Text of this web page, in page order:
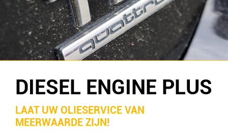
DIESEL ENGINE PLUS
LAAT UW OLIESERVICE VAN
MEERWAARDE ZIJN!